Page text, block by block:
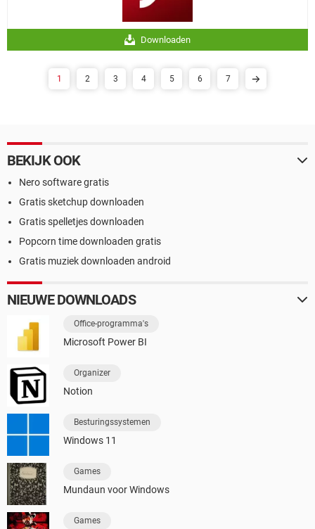
Downloaden
1 2 3 4 5 6 7
BEKIJK OOK
Nero software gratis
Gratis sketchup downloaden
Gratis spelletjes downloaden
Popcorn time downloaden gratis
Gratis muziek downloaden android
NIEUWE DOWNLOADS
Office-programma's
Microsoft Power BI
Organizer
Notion
Besturingssystemen
Windows 11
Games
Mundaun voor Windows
Games